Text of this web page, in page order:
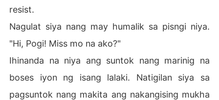
resist.
Nagulat siya nang may humalik sa pisngi niya.
"Hi, Pogi! Miss mo na ako?"
Ihinanda na niya ang suntok nang marinig na
boses iyon ng isang lalaki. Natigilan siya sa
pagsuntok nang makita ang nakangising mukha